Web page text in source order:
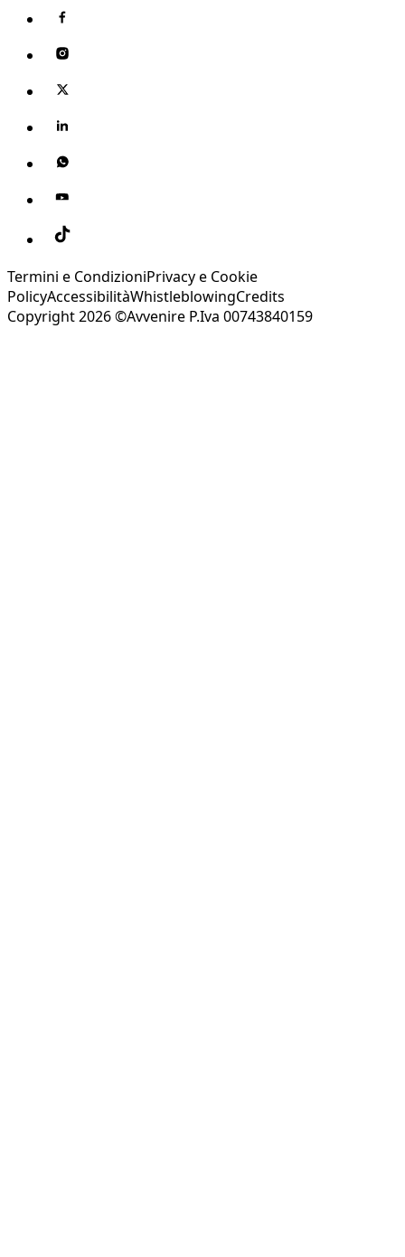
Termini e CondizioniPrivacy e Cookie
PolicyAccessibilitàWhistleblowingCredits
Copyright 2026 ©Avvenire P.Iva 00743840159